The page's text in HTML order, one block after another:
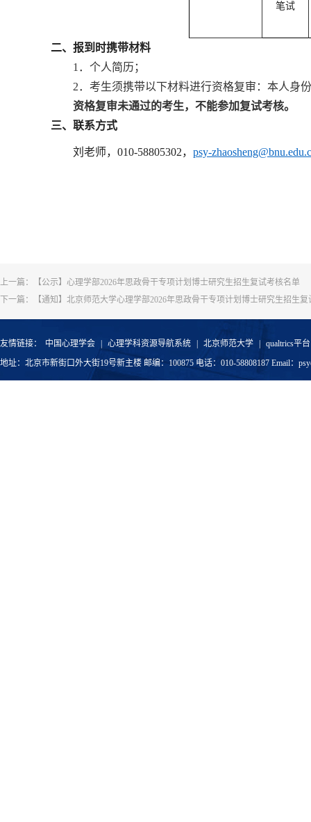
笔试
二、报到时携带材料
1．个人简历；
2．考生须携带以下材料进行资格复审：本人身
资格复审未通过的考生，不能参加复试考核。
三、联系方式
刘老师，010-58805302，psy-
上一篇：
【公示】心理学部2026年思政骨干专项计划博士研究生招生复试考核名单
下一篇：
【通知】北京师范大学心理学部2026年思政骨干专项计划博士研究生招生复
友情链接： 中国心理学会 心理学科资源导航系统 北京师范大学
qualtrics平台
地址：北京市新街口外大街19号新主楼 邮编：100875 电话：010-58808187 Email：